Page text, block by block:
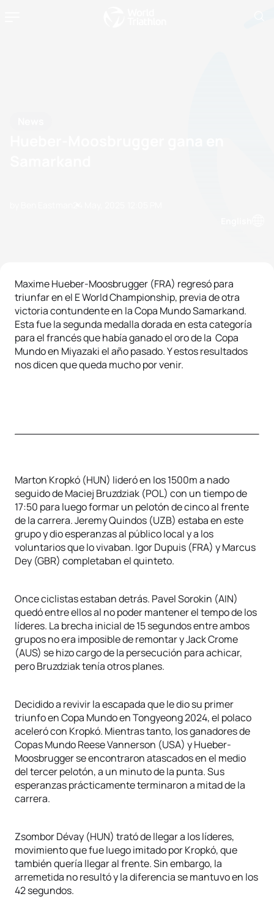
Maxime Hueber-Moosbrugger (FRA) regresó para
triunfar en el E World Championship, previa de otra
victoria contundente en la Copa Mundo Samarkand.
Esta fue la segunda medalla dorada en esta categoría
para el francés que había ganado el oro de la Copa
Mundo en Miyazaki el año pasado. Y estos resultados
nos dicen que queda mucho por venir.
Marton Kropkó (HUN) lideró en los 1500m a nado
seguido de Maciej Bruzdziak (POL) con un tiempo de
17:50 para luego formar un pelotón de cinco al frente
de la carrera. Jeremy Quindos (UZB) estaba en este
grupo y dio esperanzas al público local y a los
voluntarios que lo vivaban. Igor Dupuis (FRA) y Marcus
Dey (GBR) completaban el quinteto.
Once ciclistas estaban detrás. Pavel Sorokin (AIN)
quedó entre ellos al no poder mantener el tempo de los
líderes. La brecha inicial de 15 segundos entre ambos
grupos no era imposible de remontar y Jack Crome
(AUS) se hizo cargo de la persecución para achicar,
pero Bruzdziak tenía otros planes.
Decidido a revivir la escapada que le dio su primer
triunfo en Copa Mundo en Tongyeong 2024, el polaco
aceleró con Kropkó. Mientras tanto, los ganadores de
Copas Mundo Reese Vannerson (USA) y Hueber-
Moosbrugger se encontraron atascados en el medio
del tercer pelotón, a un minuto de la punta. Sus
esperanzas prácticamente terminaron a mitad de la
carrera.
Zsombor Dévay (HUN) trató de llegar a los líderes,
movimiento que fue luego imitado por Kropkó, que
también quería llegar al frente. Sin embargo, la
arremetida no resultó y la diferencia se mantuvo en los
42 segundos.